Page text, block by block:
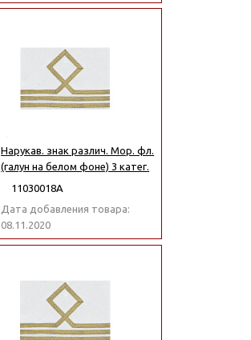
Нарукав. знак различ. Мор. фл.
(галун на белом фоне) 3 катег.
11030018А
Дата добавления товара:
08.11.2020